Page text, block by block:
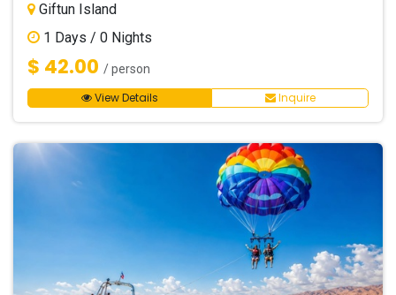
Giftun Island
1 Days / 0 Nights
$ 42.00 / person
View Details Inquire